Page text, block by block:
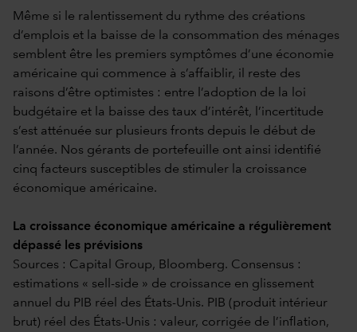
Même si le ralentissement du rythme des créations
d’emplois et la baisse de la consommation des ménages
semblent être les premiers symptômes d’une économie
américaine qui commence à s’affaiblir, il reste des
raisons d’être optimistes : entre l’adoption de la loi
budgétaire et la baisse des taux d’intérêt, l’incertitude
s’est atténuée sur plusieurs fronts depuis le début de
l’année. Nos gérants de portefeuille ont ainsi identifié
cinq facteurs susceptibles de stimuler la croissance
économique américaine.
La croissance économique américaine a régulièrement
dépassé les prévisions
Sources : Capital Group, Bloomberg. Consensus :
estimations « sell-side » de croissance en glissement
annuel du PIB réel des États-Unis. PIB (produit intérieur
brut) réel des États-Unis : valeur, corrigée de l’inflation,